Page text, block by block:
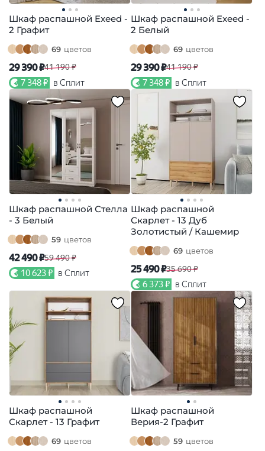
Шкаф распашной Exeed -
2 Графит
69 цветов
29 390 ₽41 190 ₽
7 348 ₽ в Сплит
Шкаф распашной Exeed -
2 Белый
69 цветов
29 390 ₽41 190 ₽
7 348 ₽ в Сплит
Шкаф распашной Стелла
- 3 Белый
59 цветов
42 490 ₽59 490 ₽
10 623 ₽ в Сплит
Шкаф распашной
Скарлет - 13 Дуб
Золотистый / Кашемир
69 цветов
25 490 ₽35 690 ₽
6 373 ₽ в Сплит
Шкаф распашной
Скарлет - 13 Графит
69 цветов
Шкаф распашной
Верия-2 Графит
59 цветов